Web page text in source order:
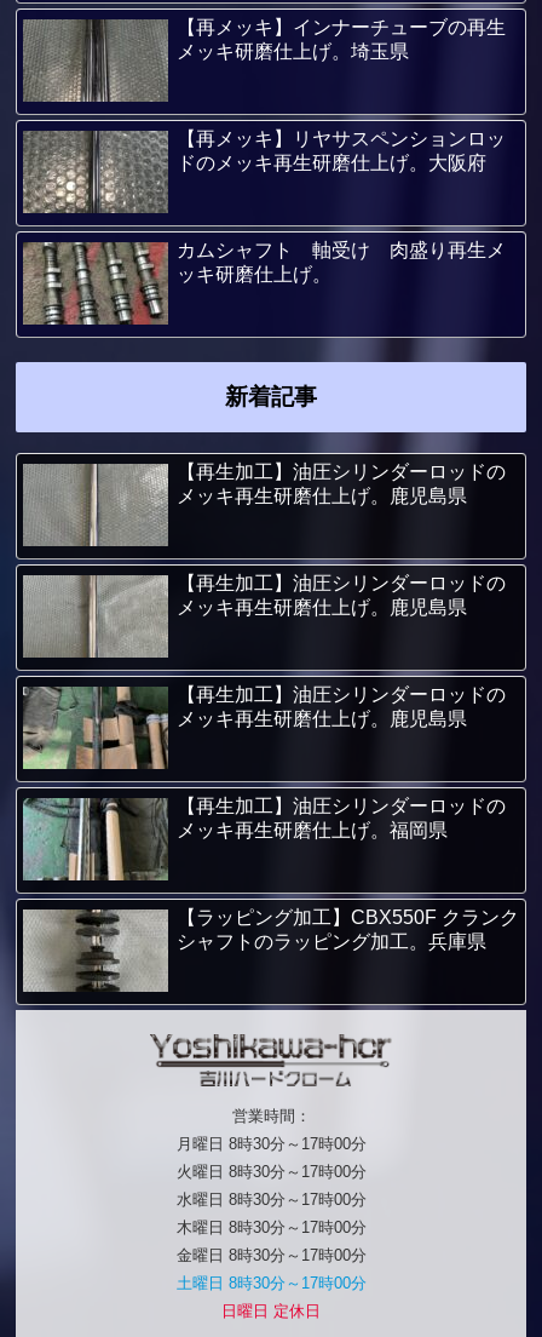
【再メッキ】インナーチューブの再生
メッキ研磨仕上げ。埼玉県
【再メッキ】リヤサスペンションロッ
ドのメッキ再生研磨仕上げ。大阪府
カムシャフト 軸受け 肉盛り再生メ
ッキ研磨仕上げ。
新着記事
【再生加工】油圧シリンダーロッドの
メッキ再生研磨仕上げ。鹿児島県
【再生加工】油圧シリンダーロッドの
メッキ再生研磨仕上げ。鹿児島県
【再生加工】油圧シリンダーロッドの
メッキ再生研磨仕上げ。鹿児島県
【再生加工】油圧シリンダーロッドの
メッキ再生研磨仕上げ。福岡県
【ラッピング加工】CBX550F クランク
シャフトのラッピング加工。兵庫県
営業時間：
月曜日 8時30分～17時00分
火曜日 8時30分～17時00分
水曜日 8時30分～17時00分
木曜日 8時30分～17時00分
金曜日 8時30分～17時00分
土曜日 8時30分～17時00分
日曜日 定休日